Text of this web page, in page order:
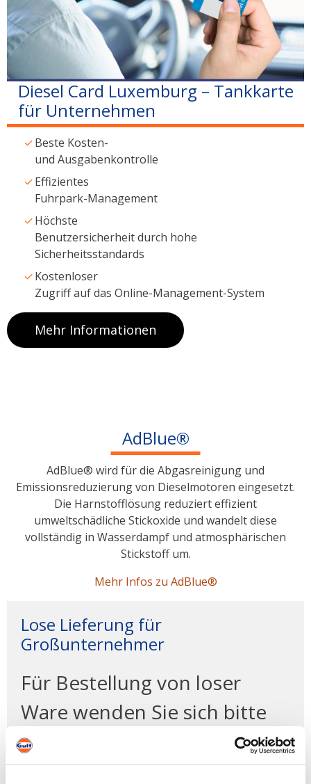
Diesel Card Luxemburg – Tankkarte
für Unternehmen
Beste Kosten-
und Ausgabenkontrolle
Effizientes
Fuhrpark-Management
Höchste
Benutzersicherheit durch hohe
Sicherheitsstandards
Kostenloser
Zugriff auf das Online-Management-System
Mehr Informationen
AdBlue®
AdBlue® wird für die Abgasreinigung und
Emissionsreduzierung von Dieselmotoren eingesetzt.
Die Harnstofflösung reduziert effizient
umweltschädliche Stickoxide und wandelt diese
vollständig in Wasserdampf und atmosphärischen
Stickstoff um.
Mehr Infos zu AdBlue®
Lose Lieferung für
Großunternehmer
Für Bestellung von loser
Ware wenden Sie sich bitte
an einen unserer
Kundenberater unter der